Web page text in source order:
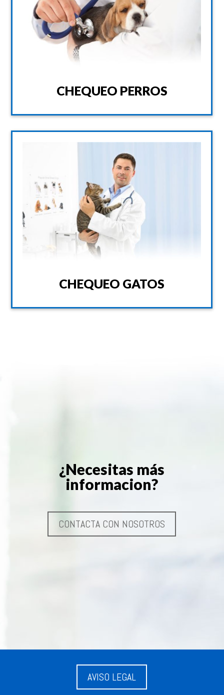
CHEQUEO PERROS
CHEQUEO GATOS
¿Necesitas más
informacion?
CONTACTA CON NOSOTROS
AVISO LEGAL